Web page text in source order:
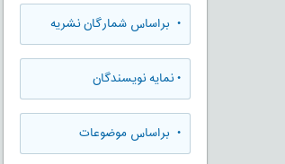
• براساس شمارگان نشریه
•نمایه نویسندگان
• براساس موضوعات